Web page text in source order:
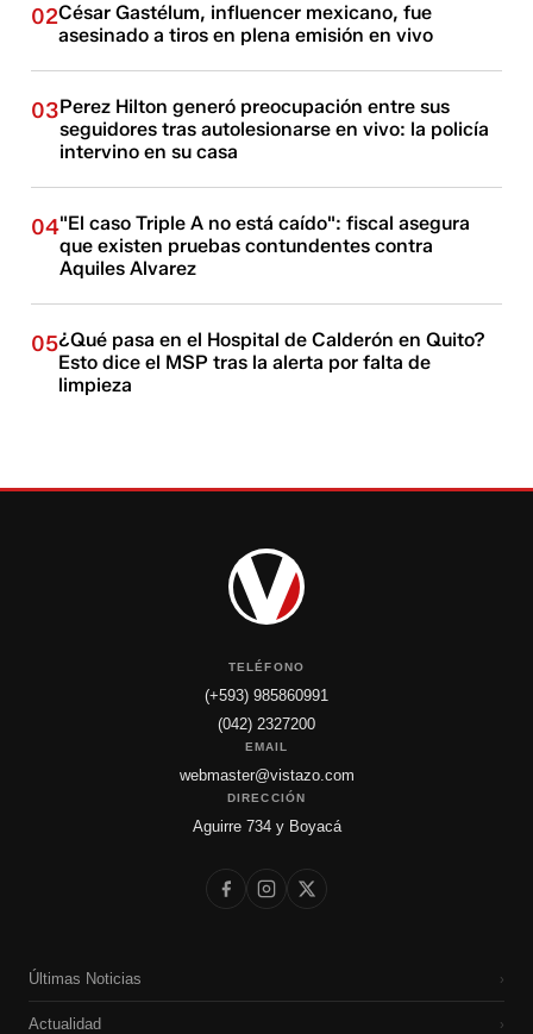
02César Gastélum, influencer mexicano, fue
asesinado a tiros en plena emisión en vivo
03Perez Hilton generó preocupación entre sus
seguidores tras autolesionarse en vivo: la policía
intervino en su casa
04"El caso Triple A no está caído": fiscal asegura
que existen pruebas contundentes contra
Aquiles Alvarez
05¿Qué pasa en el Hospital de Calderón en Quito?
Esto dice el MSP tras la alerta por falta de
limpieza
TELÉFONO
(+593) 985860991
(042) 2327200
EMAIL
webmaster@vistazo.com
DIRECCIÓN
Aguirre 734 y Boyacá
Últimas Noticias ›
Actualidad ›